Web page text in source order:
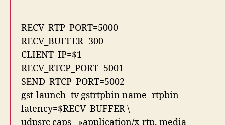
RECV_RTP_PORT=5000
RECV_BUFFER=300
CLIENT_IP=$1
RECV_RTCP_PORT=5001
SEND_RTCP_PORT=5002
gst-launch -tv gstrtpbin name=rtpbin
latency=$RECV_BUFFER \
udpsrc caps= »application/x-rtp, media=